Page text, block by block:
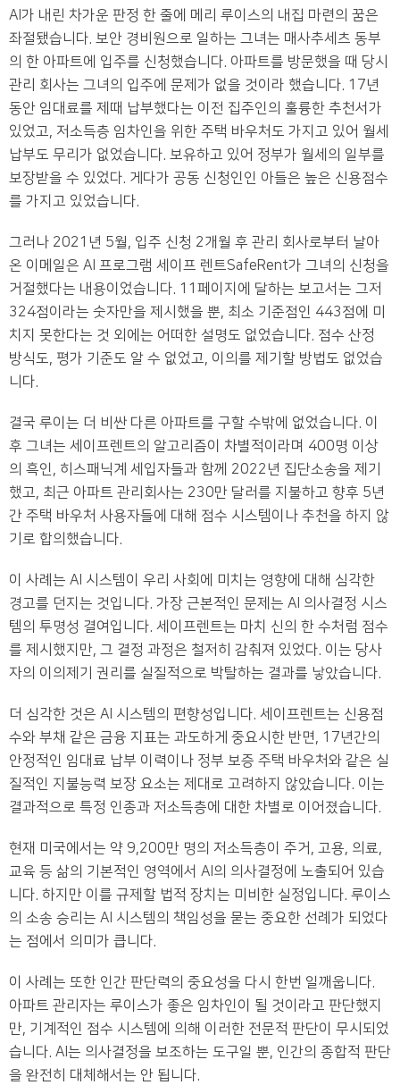
AI가 내린 차가운 판정 한 줄에 메리 루이스의 내집 마련의 꿈은
좌절됐습니다. 보안 경비원으로 일하는 그녀는 매사추세츠 동부
의 한 아파트에 입주를 신청했습니다. 아파트를 방문했을 때 당시
관리 회사는 그녀의 입주에 문제가 없을 것이라 했습니다. 17년
동안 임대료를 제때 납부했다는 이전 집주인의 훌륭한 추천서가
있었고, 저소득층 임차인을 위한 주택 바우처도 가지고 있어 월세
납부도 무리가 없었습니다. 보유하고 있어 정부가 월세의 일부를
보장받을 수 있었다. 게다가 공동 신청인인 아들은 높은 신용점수
를 가지고 있었습니다.
그러나 2021년 5월, 입주 신청 2개월 후 관리 회사로부터 날아
온 이메일은 AI 프로그램 세이프 렌트SafeRent가 그녀의 신청을
거절했다는 내용이었습니다. 11페이지에 달하는 보고서는 그저
324점이라는 숫자만을 제시했을 뿐, 최소 기준점인 443점에 미
치지 못한다는 것 외에는 어떠한 설명도 없었습니다. 점수 산정
방식도, 평가 기준도 알 수 없었고, 이의를 제기할 방법도 없었습
니다.
결국 루이는 더 비싼 다른 아파트를 구할 수밖에 없었습니다. 이
후 그녀는 세이프렌트의 알고리즘이 차별적이라며 400명 이상
의 흑인, 히스패닉계 세입자들과 함께 2022년 집단소송을 제기
했고, 최근 아파트 관리회사는 230만 달러를 지불하고 향후 5년
간 주택 바우처 사용자들에 대해 점수 시스템이나 추천을 하지 않
기로 합의했습니다.
이 사례는 AI 시스템이 우리 사회에 미치는 영향에 대해 심각한
경고를 던지는 것입니다. 가장 근본적인 문제는 AI 의사결정 시스
템의 투명성 결여입니다. 세이프렌트는 마치 신의 한 수처럼 점수
를 제시했지만, 그 결정 과정은 철저히 감춰져 있었다. 이는 당사
자의 이의제기 권리를 실질적으로 박탈하는 결과를 낳았습니다.
더 심각한 것은 AI 시스템의 편향성입니다. 세이프렌트는 신용점
수와 부채 같은 금융 지표는 과도하게 중요시한 반면, 17년간의
안정적인 임대료 납부 이력이나 정부 보증 주택 바우처와 같은 실
질적인 지불능력 보장 요소는 제대로 고려하지 않았습니다. 이는
결과적으로 특정 인종과 저소득층에 대한 차별로 이어졌습니다.
현재 미국에서는 약 9,200만 명의 저소득층이 주거, 고용, 의료,
교육 등 삶의 기본적인 영역에서 AI의 의사결정에 노출되어 있습
니다. 하지만 이를 규제할 법적 장치는 미비한 실정입니다. 루이스
의 소송 승리는 AI 시스템의 책임성을 묻는 중요한 선례가 되었다
는 점에서 의미가 큽니다.
이 사례는 또한 인간 판단력의 중요성을 다시 한번 일깨웁니다.
아파트 관리자는 루이스가 좋은 임차인이 될 것이라고 판단했지
만, 기계적인 점수 시스템에 의해 이러한 전문적 판단이 무시되었
습니다. AI는 의사결정을 보조하는 도구일 뿐, 인간의 종합적 판단
을 완전히 대체해서는 안 됩니다.